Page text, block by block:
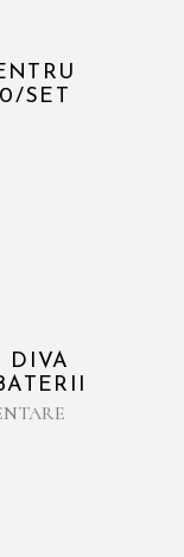
SET
DIVA